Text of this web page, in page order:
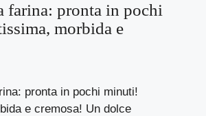
farina: pronta in pochi
morbida e
pronta in pochi minuti!
e cremosa! Un dolce